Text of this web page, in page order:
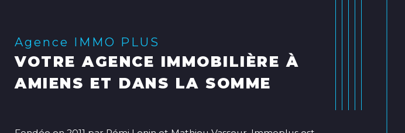
Agence IMMO PLUS
VOTRE AGENCE IMMOBILIÈRE À
AMIENS ET DANS LA SOMME